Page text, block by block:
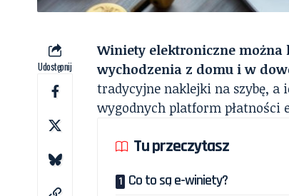
Udostępnij
Winiety elektroniczne
wychodzenia z domu i w
tradycyjne naklejki na szybę, a
wygodnych platform płatności
Tu przeczytasz
Co to są e-winiety?